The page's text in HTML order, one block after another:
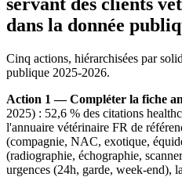
dans la donnée
Cinq actions, hiérarchisées par
publique 2025-2026.
Action 1 — Compléter la fiche
2025) : 52,6 % des citations
l'annuaire vétérinaire FR de
(compagnie, NAC, exotique,
(radiographie, échographie,
urgences (24h, garde, week-end),